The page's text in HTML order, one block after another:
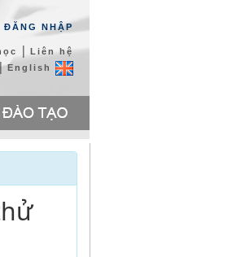
ĐĂNG NHẬP
| Liên hệ
English